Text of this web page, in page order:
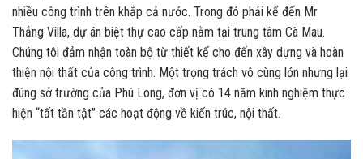
nhiều công trình trên khắp cả nước. Trong đó phải kể đến Mr
Thắng Villa, dự án biệt thự cao cấp nằm tại trung tâm Cà Mau.
Chúng tôi đảm nhận toàn bộ từ thiết kế cho đến xây dựng và hoàn
thiện nội thất của công trình. Một trọng trách vô cùng lớn nhưng lại
đúng sở trường của Phú Long, đơn vị có 14 năm kinh nghiệm thực
hiện “tất tần tật” các hoạt động về kiến trúc, nội thất.